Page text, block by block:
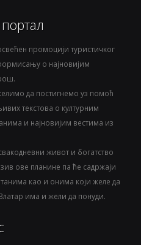
промоцији туристичког
о најновијим
да постигнемо уз помоћ
текстова о културним
и најновијим вестима из
живот и богатство
ове планине па ће садржаји
као и онима који желе да
има и жели да понуди.